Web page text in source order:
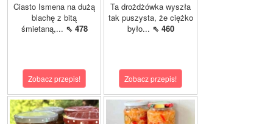
Ciasto Ismena na dużą
blachę z bitą
śmietaną,... ⇖ 478
Zobacz przepis!
Ta drożdżówka wyszła
tak puszysta, że ciężko
było... ⇖ 460
Zobacz przepis!